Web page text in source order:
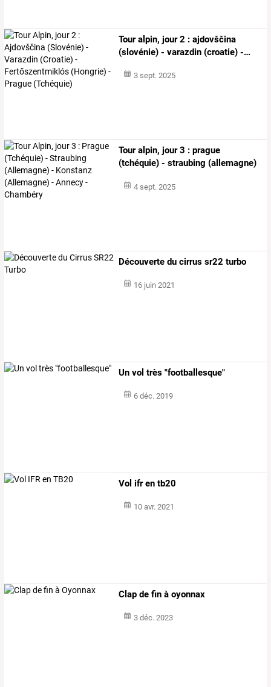
Touralpin, jour2 : ajdovščina
(slovénie) - varazdin (croatie) -…
3 sept. 2025
Touralpin, jour3 : prague
(tchéquie) - straubing (allemagne)
4 sept. 2025
Découverte du cirrus sr22 turbo
16 juin 2021
Un vol très "footballesque"
6 déc. 2019
Vol ifr en tb20
10 avr. 2021
Clap de fin à oyonnax
3 déc. 2023